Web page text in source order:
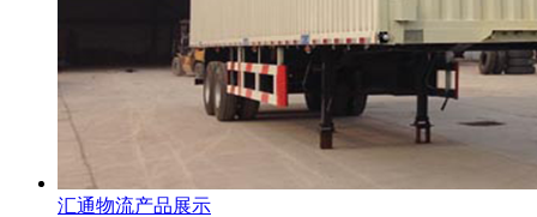
汇通物流产品展示